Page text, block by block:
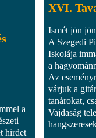
a
hirdet
XVI.
Ismét jön
A Szegedi
Iskolája
a
Az
várjuk a
tanárokat,
Vajdaság